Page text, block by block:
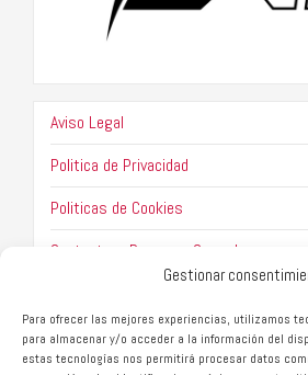
Gestionar
Para ofrecer las mejores experiencias, utilizamos
para almacenar y/o acceder a la información del
estas tecnologías nos permitirá procesar datos
Aviso Legal
Politica de Privacidad
Politicas de Cookies
Contacto – Boxeo en Granada